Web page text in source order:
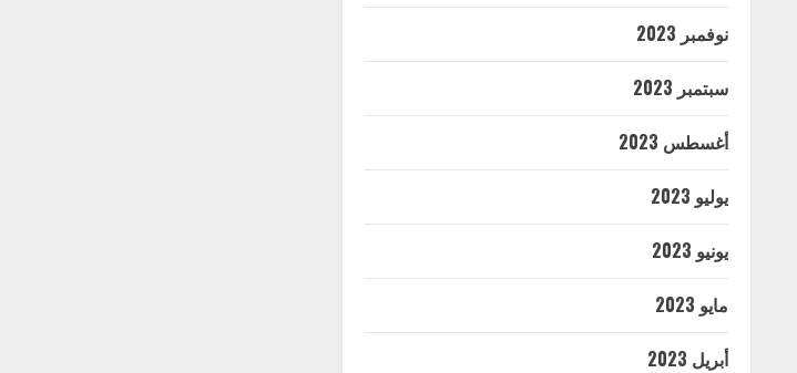
نوفمبر 2023
سبتمبر 2023
أغسطس 2023
يوليو 2023
يونيو 2023
مايو 2023
أبريل 2023